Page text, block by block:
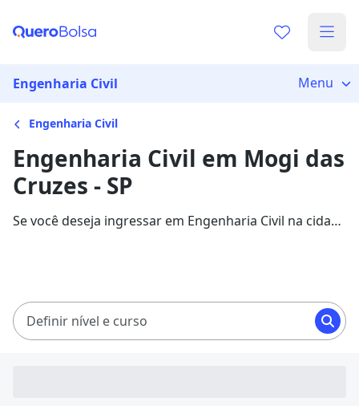
Engenharia Civil Menu
Engenharia Civil
Engenharia Civil em Mogi das
Cruzes - SP
Se você deseja ingressar em Engenharia Civil na cidade
Definir nível e curso